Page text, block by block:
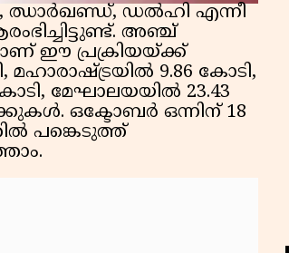
ഝാർഖണ്ഡ്, ഡൽഹി എന്നീ
അഞ്ച്
ഈ പ്രക്രിയയ്ക്ക്
9.86 കോടി,
മേഘാലയയിൽ 23.43
ഒക്ടോബർ ഒന്നിന് 18
പങ്കെടുത്ത്